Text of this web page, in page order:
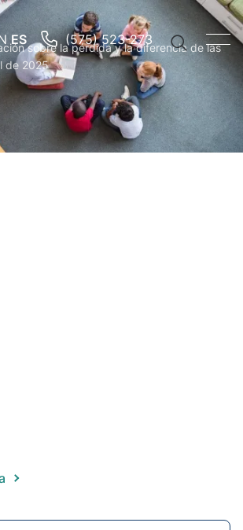
ES (575) 523-273
Vínculos
sobre la pérdida y la diferencia de las
de 2025
PUBLISHED: 1/20/2025
EDDIE ZEPEDA